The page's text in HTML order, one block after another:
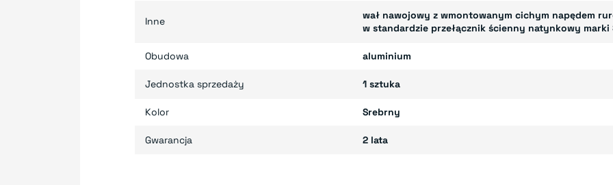
Inne
wał nawojowy z wmontowanym cichym napędem
w standardzie przełącznik ścienny natynkowy marki
Obudowa aluminium
Jednostka sprzedaży 1 sztuka
Kolor Srebrny
Gwarancja 2 lata